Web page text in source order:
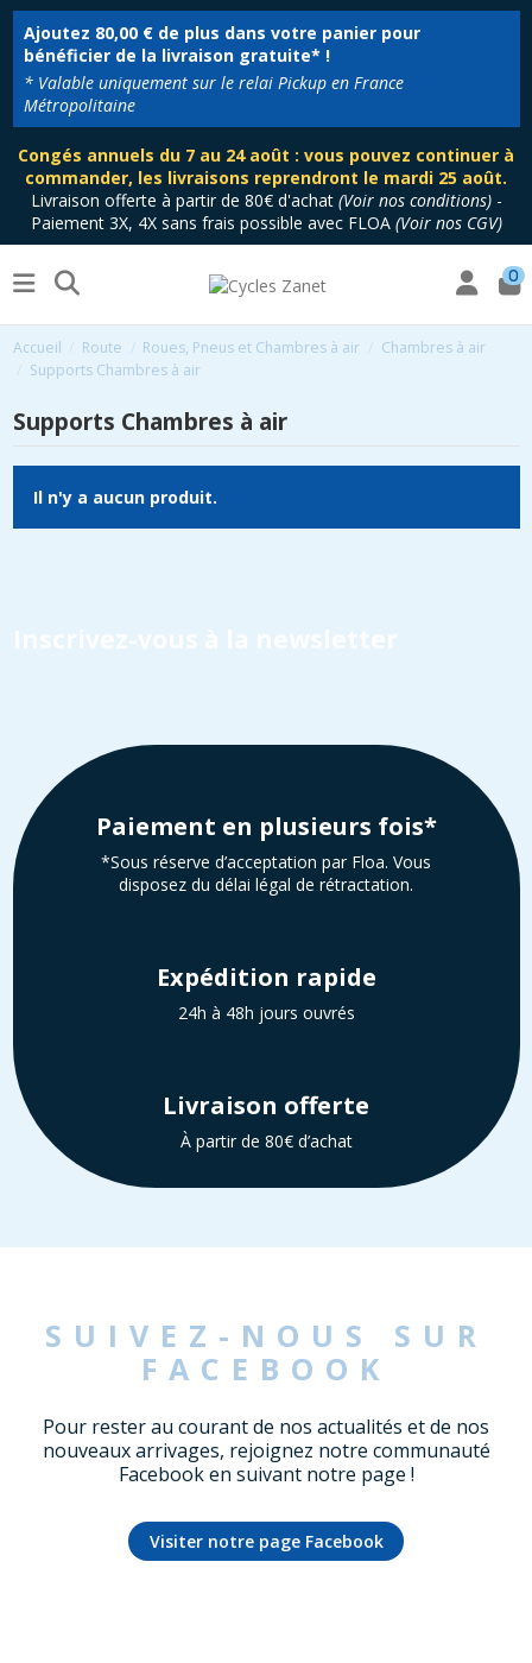
Ajoutez 80,00 €de plus dans votre panier pour
bénéficier de la livraison gratuite* !
* Valable uniquement sur le relai Pickup en France
Métropolitaine
Congés annuels du 7 au 24 août : vous pouvez continuer à
commander, les livraisons reprendront le mardi 25 août.
Livraison offerte à partir de 80€ d'achat (Voir nos conditions)-
Paiement 3X, 4X sans frais possible avec FLOA (Voir nos CGV)
0
Accueil Route Roues, Pneus et Chambres à air
Chambres à air
Supports Chambres à air
Supports Chambres à air
Il n'y a aucun produit.
Inscrivez-vous à la newsletter
Paiement en plusieurs fois*
*Sous réserve d’acceptation par Floa. Vous
disposez du délai légal de rétractation.
Expédition rapide
24h à 48h jours ouvrés
Livraison offerte
À partir de 80€ d’achat
SUIVEZ-NOUS SUR
FACEBOOK
Pour rester au courant de nos actualités et de nos
nouveaux arrivages, rejoignez notre communauté
Facebook en suivant notre page !
Visiter notre page Facebook